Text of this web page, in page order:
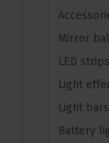
Mirror
LED strips
Light
Light bars
Battery